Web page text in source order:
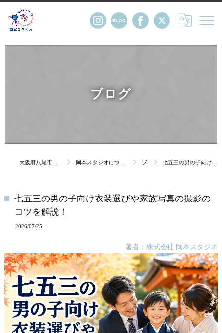
ブログ
大阪府八尾市の写真館・株式会社岡本スタジオ 岡本スタジオについて｜創業123年 大阪府八尾市の写真館 ブログ 七五三の男の子向け衣装選びや家族写真の撮影のコツを解説！
七五三の男の子向け衣装選びや家族写真の撮影の
コツを解説！
2026/07/25
著者：株式会社 岡本スタジオ